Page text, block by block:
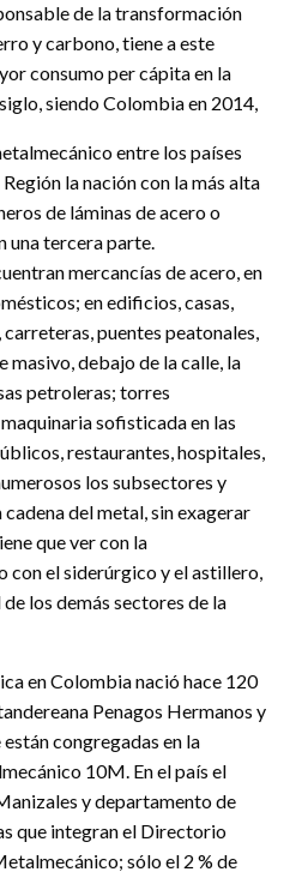
de la transformación
y carbono, tiene a este
consumo per cápita en la
siendo Colombia en 2014,
entre los países
la nación con la más alta
de láminas de acero o
una tercera parte.
mercancías de acero, en
en edificios, casas,
puentes peatonales,
debajo de la calle, la
petroleras; torres
sofisticada en las
restaurantes, hospitales,
los subsectores y
del metal, sin exagerar
que ver con la
con el siderúrgico y el astillero,
los demás sectores de la
en Colombia nació hace 120
Penagos Hermanos y
congregadas en la
10M. En el país el
y departamento de
que integran el Directorio
sólo el 2 % de